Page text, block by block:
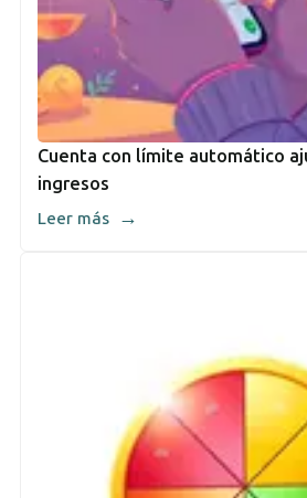
Cuenta con límite automático
ingresos
Leer más →